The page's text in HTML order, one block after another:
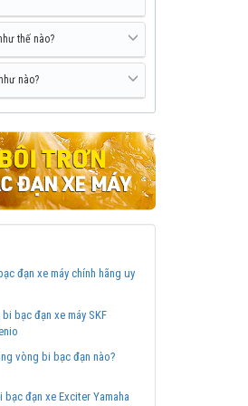
thế nào?
nào?
đạn xe máy chính hãng uy
bạc đạn xe máy SKF
vòng bi bạc đạn nào?
đạn xe Exciter Yamaha